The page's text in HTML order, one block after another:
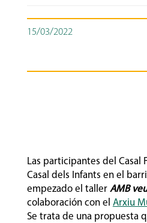
15/03/2022
Las participantes del Casal
Casal dels Infants en el
empezado el taller AMB
colaboración con el Arxiu
Se trata de una propuesta